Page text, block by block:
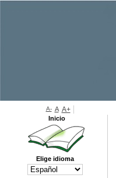
A- A A+
Inicio
Elige idioma